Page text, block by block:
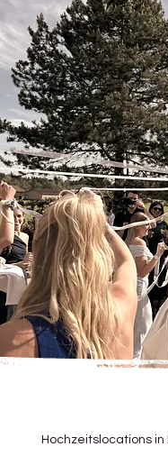
Hochzeitslocations